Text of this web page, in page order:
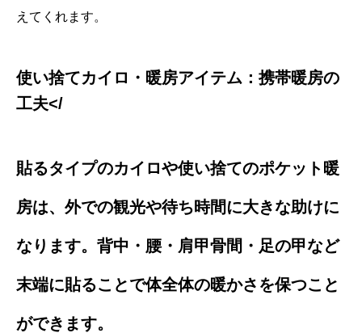
えてくれます。
使い捨てカイロ・暖房アイテム：携帯暖房の
工夫</
貼るタイプのカイロや使い捨てのポケット暖
房は、外での観光や待ち時間に大きな助けに
なります。背中・腰・肩甲骨間・足の甲など
末端に貼ることで体全体の暖かさを保つこと
ができます。